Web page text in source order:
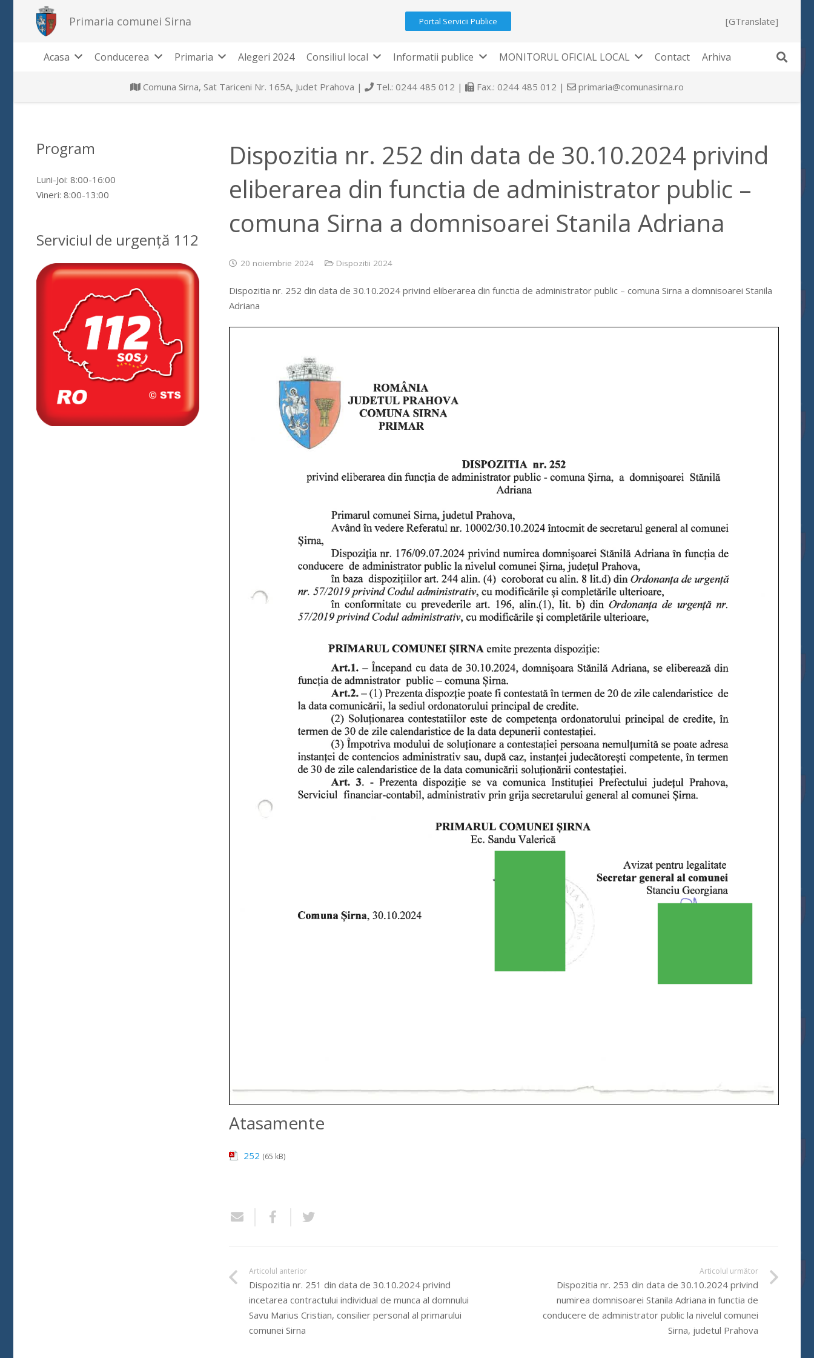
Primaria comunei Sirna Portal Servicii Publice [GTranslate]
Acasa Conducerea Primaria Alegeri 2024 Consiliul local Informatii publice MONITORUL OFICIAL LOCAL Contact Arhiva
Comuna Sirna, Sat Tariceni Nr. 165A, Judet Prahova | Tel.: 0244 485 012 | Fax.: 0244 485 012 | primaria@comunasirna.ro
Dispozitia nr. 252 din data de 30.10.2024 privind
eliberarea din functia de administrator public –
comuna Sirna a domnisoarei Stanila Adriana
20 noiembrie 2024 Dispozitii 2024
Dispozitia nr. 252 din data de 30.10.2024 privind eliberarea din functia de administrator public – comuna Sirna a domnisoarei Stanila
Adriana
Atasamente
252 (65 kB)
Articolul anterior
Dispozitia nr. 251 din data de 30.10.2024 privind
incetarea contractului individual de munca al domnului
Savu Marius Cristian, consilier personal al primarului
comunei Sirna
Articolul următor
Dispozitia nr. 253 din data de 30.10.2024 privind
numirea domnisoarei Stanila Adriana in functia de
conducere de administrator public la nivelul comunei
Sirna, judetul Prahova
Program
Luni-Joi: 8:00-16:00
Vineri: 8:00-13:00
Serviciul de urgență 112